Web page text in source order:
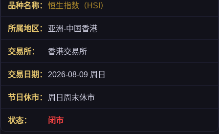
恒生指数（HSI）
亚洲-中国香港
香港交易所
2026-08-09 周日
周日周末休市
闭市